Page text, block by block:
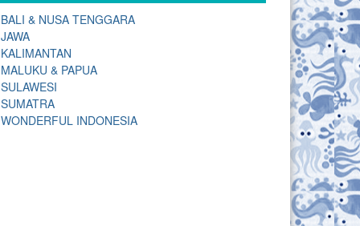
BALI & NUSA TENGGARA
JAWA
KALIMANTAN
MALUKU & PAPUA
SULAWESI
SUMATRA
WONDERFUL INDONESIA